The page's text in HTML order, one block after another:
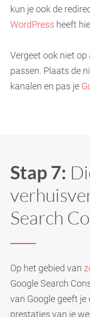
kun je ook de
WordPress heeft
Vergeet ook niet op
passen. Plaats de
kanalen en pas je
Stap 7:
Search
Op het gebied van
Google Search
van Google geeft
prestaties van je